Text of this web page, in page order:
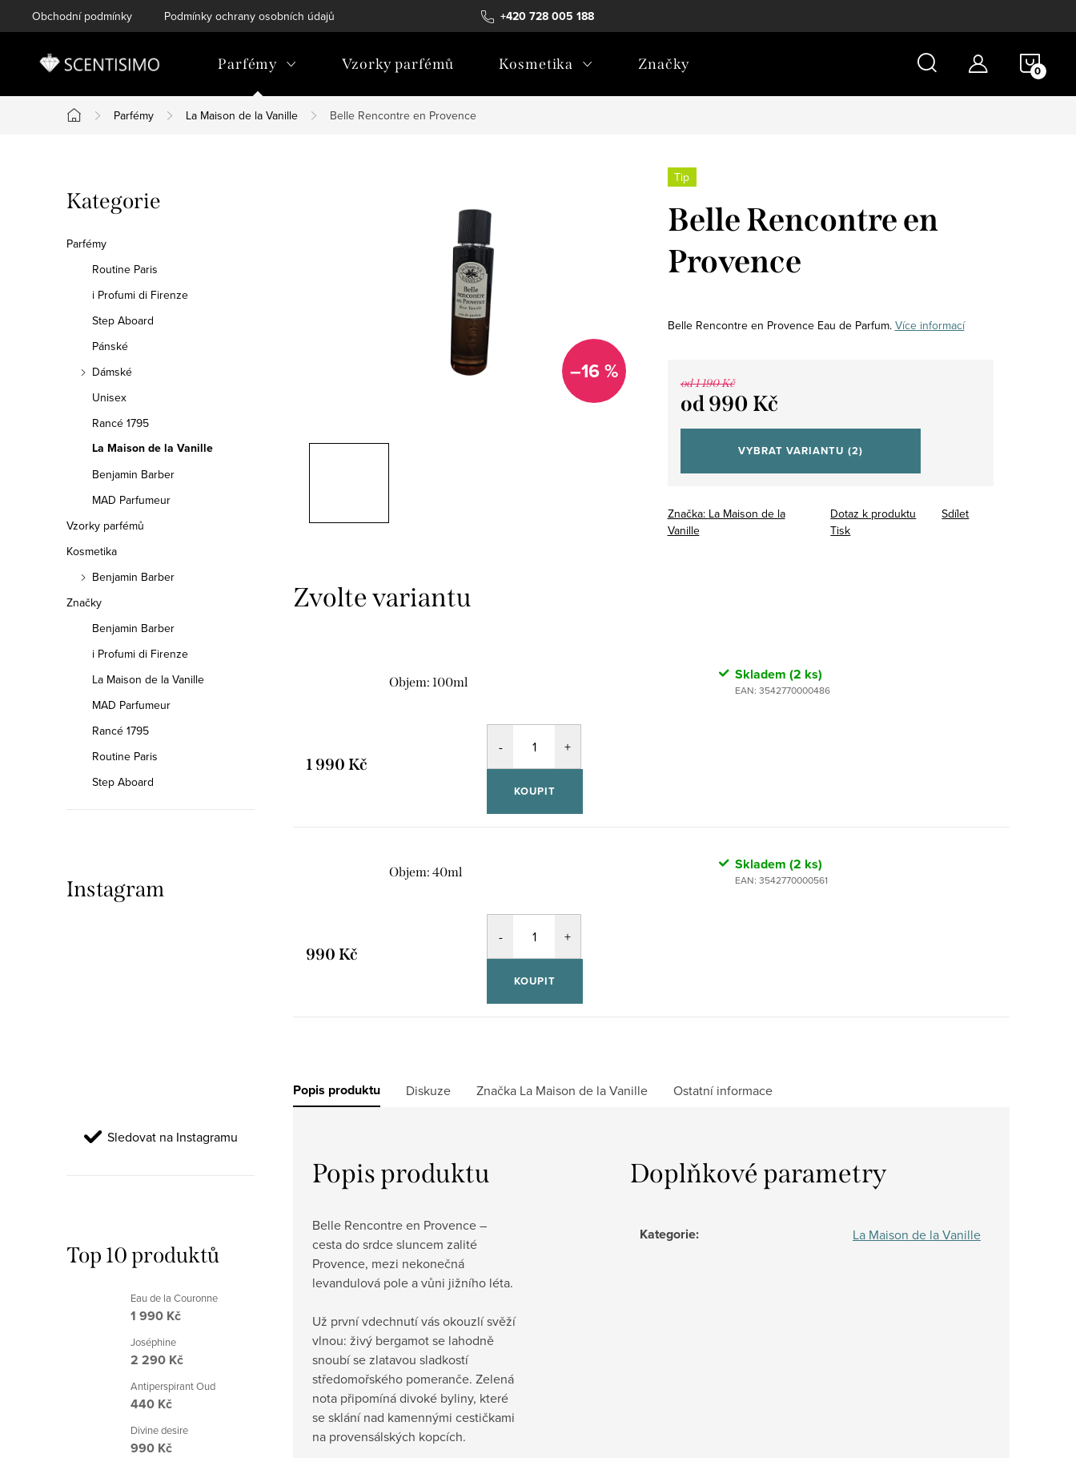
na
+420 728 005 188
Obchodní podmínky Podmínky ochrany osobních údajů
Parfémy Vzorky parfémů Kosmetika Značky
Domů
Parfémy La Maison de la Vanille Belle Rencontre en Provence
o
s
n
n
e
Přeskočit
kategorie
Kategorie
Parfémy
Routine Paris
i Profumi di Firenze
Step Aboard
Pánské
Dámské
Unisex
Rancé 1795
La Maison de la Vanille
Benjamin Barber
MAD Parfumeur
Vzorky parfémů
Kosmetika
Benjamin Barber
Značky
Benjamin Barber
i Profumi di Firenze
La Maison de la Vanille
MAD Parfumeur
Rancé 1795
Routine Paris
Step Aboard
Instagram
Sledovat na Instagramu
Top 10 produktů
Eau de la Couronne
1 990 Kč
Joséphine
2 290 Kč
Antiperspirant Oud
440 Kč
Divine desire
990 Kč
–16 %
Tip
Belle Rencontre en
Provence
Belle Rencontre en Provence Eau de Parfum. Více informací
od 1 190 Kč
od990 Kč
Měrná
VYBRAT VARIANTU (2)
Značka: La Maison de la
Vanille
Tisk
Dotaz k produktu Sdílet
Objem: 100ml Skladem (2 ks)
EAN: 3542770000486
1 990 Kč
KOUPIT
Objem: 40ml Skladem (2 ks)
EAN: 3542770000561
990 Kč
KOUPIT
Popis produktu Diskuze Značka La Maison de la Vanille Ostatní informace
Popis produktu
Belle Rencontre en Provence –
cesta do srdce sluncem zalité
Provence, mezi nekonečná
levandulová pole a vůni jižního léta.
Už první vdechnutí vás okouzlí svěží
vlnou: živý bergamot se lahodně
snoubí se zlatavou sladkostí
středomořského pomeranče. Zelená
nota připomíná divoké byliny, které
se sklání nad kamennými cestičkami
na provensálských kopcích.
Doplňkové parametry
Kategorie: La Maison de la Vanille